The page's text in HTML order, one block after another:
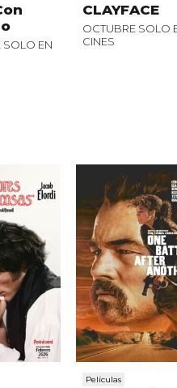
SOLO EN
CLAYFACE
OCTUBRE SOLO
CINES
Películas